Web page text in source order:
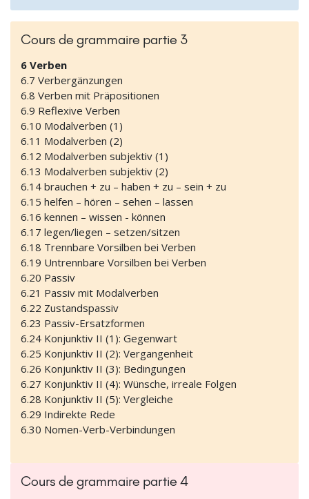
Cours de grammaire partie 3
6 Verben
6.7 Verbergänzungen
6.8 Verben mit Präpositionen
6.9 Reflexive Verben
6.10 Modalverben (1)
6.11 Modalverben (2)
6.12 Modalverben subjektiv (1)
6.13 Modalverben subjektiv (2)
6.14 brauchen + zu – haben + zu – sein + zu
6.15 helfen – hören – sehen – lassen
6.16 kennen – wissen - können
6.17 legen/liegen – setzen/sitzen
6.18 Trennbare Vorsilben bei Verben
6.19 Untrennbare Vorsilben bei Verben
6.20 Passiv
6.21 Passiv mit Modalverben
6.22 Zustandspassiv
6.23 Passiv-Ersatzformen
6.24 Konjunktiv II (1): Gegenwart
6.25 Konjunktiv II (2): Vergangenheit
6.26 Konjunktiv II (3): Bedingungen
6.27 Konjunktiv II (4): Wünsche, irreale Folgen
6.28 Konjunktiv II (5): Vergleiche
6.29 Indirekte Rede
6.30 Nomen-Verb-Verbindungen
Cours de grammaire partie 4